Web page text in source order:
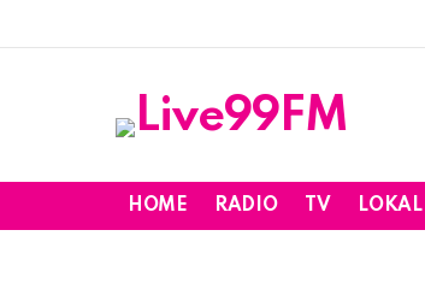
HOME RADIO TV LOKAL